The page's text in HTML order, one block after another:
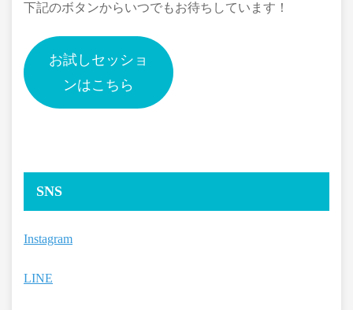
下記のボタンからいつでもお待ちしています！
お試しセッショ
ンはこちら
SNS
Instagram
LINE